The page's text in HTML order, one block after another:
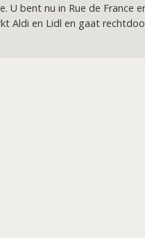
U bent nu in Rue de France
Aldi en Lidl en gaat